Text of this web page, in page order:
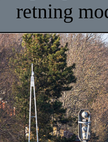
retning